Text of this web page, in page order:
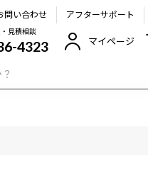
問い合わせ アフターサポート
見積相談
4323 マイページ